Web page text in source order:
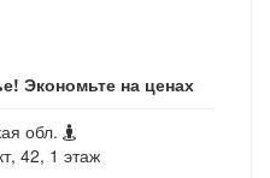
Экономьте на ценах
обл.
42, 1 этаж